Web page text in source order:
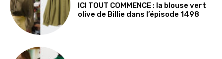
ICI TOUT COMMENCE : la blouse vert
olive de Billie dans l’épisode 1498